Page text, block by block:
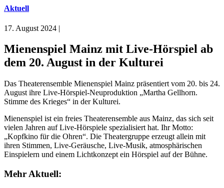
Aktuell
17. August 2024 |
Mienenspiel Mainz mit Live-Hörspiel ab
dem 20. August in der Kulturei
Das Theaterensemble Mienenspiel Mainz präsentiert vom 20. bis 24.
August ihre Live-Hörspiel-Neuproduktion „Martha Gellhorn.
Stimme des Krieges“ in der Kulturei.
Mienenspiel ist ein freies Theaterensemble aus Mainz, das sich seit
vielen Jahren auf Live-Hörspiele spezialisiert hat. Ihr Motto:
„Kopfkino für die Ohren“. Die Theatergruppe erzeugt allein mit
ihren Stimmen, Live-Geräusche, Live-Musik, atmosphärischen
Einspielern und einem Lichtkonzept ein Hörspiel auf der Bühne.
Mehr Aktuell: